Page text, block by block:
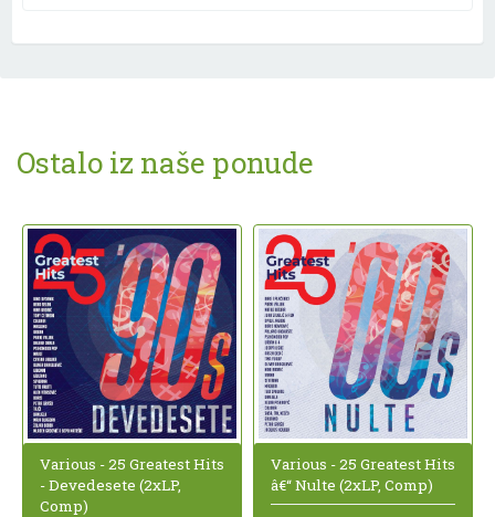
Ostalo iz naše ponude
Various - 25 Greatest Hits
- Devedesete (2xLP,
Comp)
Various - 25 Greatest Hits
â€“ Nulte (2xLP, Comp)